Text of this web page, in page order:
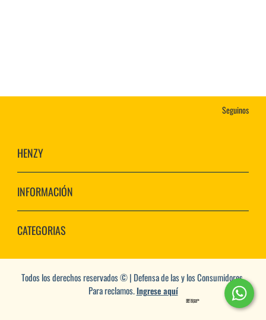
Seguinos
HENZY
INFORMACIÓN
CATEGORIAS
Todos los derechos reservados © | Defensa de las y los Consumidores.
Para reclamos.Ingrese aquí